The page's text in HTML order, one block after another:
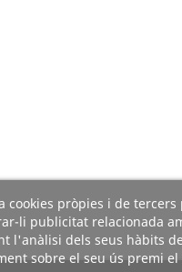
cookies pròpies i de
li publicitat relacionada
l'anàlisi dels seus hàbits
sobre el seu ús premi el